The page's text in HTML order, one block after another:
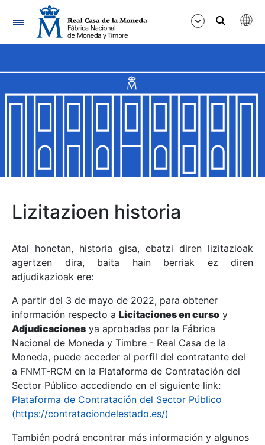
Nabigazioa
Erakutsi/Ezkutatu
Erakutsi/Ezkutatu
Erakutsi/Ezkutatu
Erakutsi/Ezkutatu
Erakutsi/Ezkutatu
Erakutsi/Ezkutatu
Erakutsi/Ezkutatu
Lizitazioen historia
Atal honetan, historia gisa, ebatzi diren lizitazioak
agertzen dira, baita hain berriak ez diren
adjudikazioak ere:
A partir del 3 de mayo de 2022, para obtener
información respecto a Licitaciones en curso y
Adjudicaciones ya aprobadas por la Fábrica
Nacional de Moneda y Timbre - Real Casa de la
Moneda, puede acceder al perfil del contratante del
a FNMT-RCM en la Plataforma de Contratación del
Sector Público accediendo en el siguiente link:
Plataforma de Contratación del Sector Público
(https://contrataciondelestado.es/)
También podrá encontrar más información y algunos